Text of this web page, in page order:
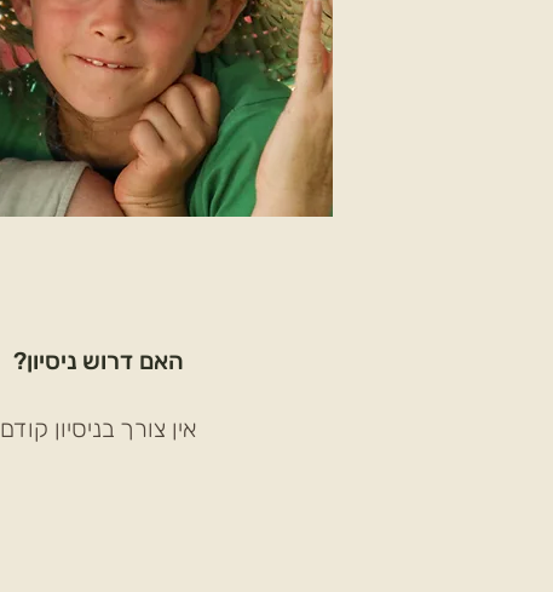
האם דרוש ניסיון?
אין צורך בניסיון קודם